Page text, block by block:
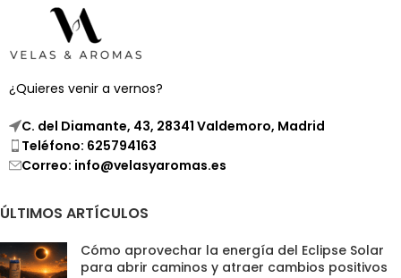
¿Quieres venir a vernos?
C. del Diamante, 43, 28341 Valdemoro, Madrid
Teléfono: 625794163
Correo: info@velasyaromas.es
ÚLTIMOS ARTÍCULOS
Cómo aprovechar la energía del Eclipse Solar
para abrir caminos y atraer cambios positivos